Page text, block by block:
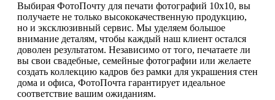
Выбирая ФотоПочту для печати фотографий 10х10, вы
получаете не только высококачественную продукцию,
но и эксклюзивный сервис. Мы уделяем большое
внимание деталям, чтобы каждый наш клиент остался
доволен результатом. Независимо от того, печатаете ли
вы свои свадебные, семейные фотографии или желаете
создать коллекцию кадров без рамки для украшения стен
дома и офиса, ФотоПочта гарантирует идеальное
соответствие вашим ожиданиям.